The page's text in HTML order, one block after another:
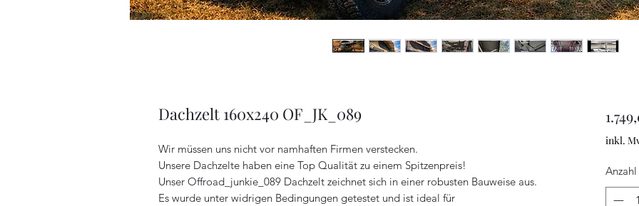
Dachzelt 160x240 OF_JK_089
Wir müssen uns nicht vor namhaften Firmen verstecken.
Unsere Dachzelte haben eine Top Qualität zu einem Spitzenpreis!
Unser Offroad_junkie_089 Dachzelt zeichnet sich in einer robusten Bauweise aus.
Es wurde unter widrigen Bedingungen getestet und ist ideal für
inkl.
Anzahl